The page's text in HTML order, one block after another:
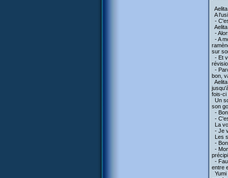
A
-
-
- A
sur
- Et
-
bon,
fois-ci
Un
son
-
-
La
- Je
Les
-
-
-
entre